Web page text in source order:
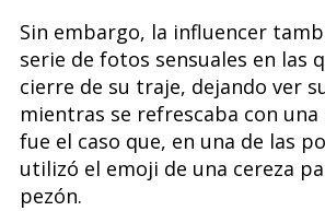
Sin embargo, la influencer
serie de fotos sensuales en las
cierre de su traje, dejando ver
mientras se refrescaba con una
fue el caso que, en una de las
utilizó el emoji de una cereza
pezón.